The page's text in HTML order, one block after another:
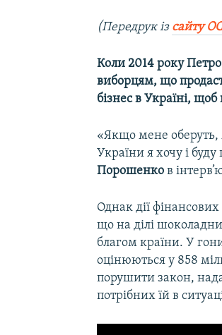
(Передрук із сайту
Коли 2014 року
виборцям, що
бізнес в Україні,
«Якщо мене оберуть,
України я хочу і
Порошенко в
Однак дії
що на ділі
благом країни. У
оцінюються у 858
порушити закон,
потрібних їй в